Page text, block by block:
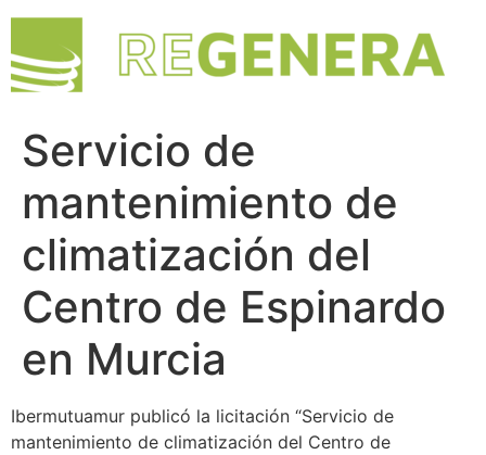
Servicio de
mantenimiento de
climatización del
Centro de Espinardo
en Murcia
Ibermutuamur publicó la licitación “Servicio de
mantenimiento de climatización del Centro de